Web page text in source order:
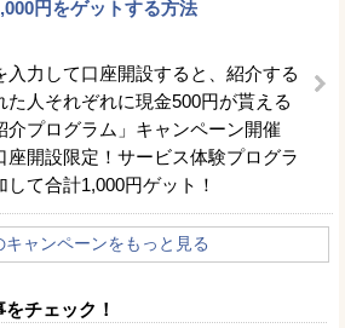
円をゲットする方法
入力して口座開設すると、紹介する
た人それぞれに現金500円が貰える
介プログラム」キャンペーン開催
座開設限定！サービス体験プログラ
して合計1,000円ゲット！
キャンペーンをもっと見る
チェック！